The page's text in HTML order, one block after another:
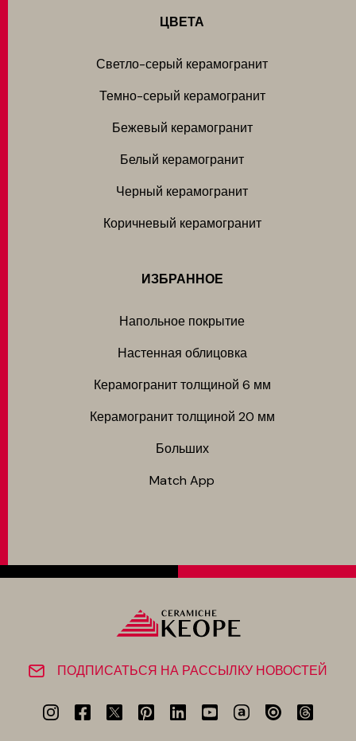
ЦВЕТА
Светло-серый керамогранит
Темно-серый керамогранит
Бежевый керамогранит
Белый керамогранит
Черный керамогранит
Коричневый керамогранит
ИЗБРАННОЕ
Напольное покрытие
Настенная облицовка
Керамогранит толщиной 6 мм
Керамогранит толщиной 20 мм
Больших
Match App
ПОДПИСАТЬСЯ НА РАССЫЛКУ НОВОСТЕЙ